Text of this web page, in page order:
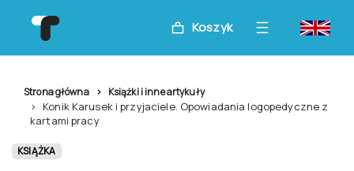
Koszyk
Strona główna Książki i inne artykuły
Konik Karusek i przyjaciele. Opowiadania logopedyczne z
kartami pracy
KSIĄŻKA